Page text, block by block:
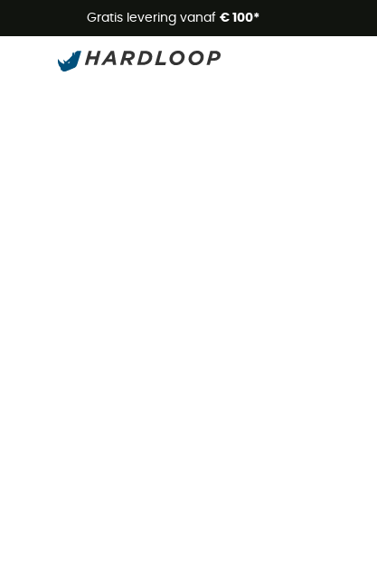
Gratis levering vanaf € 100*